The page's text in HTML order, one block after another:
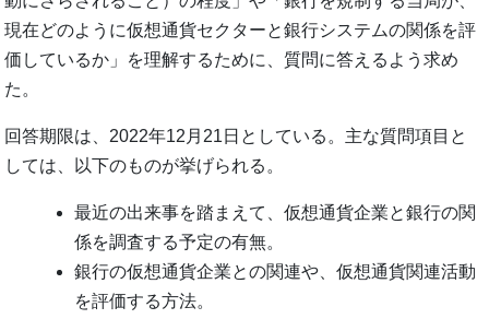
現在どのように仮想通貨セクターと銀行システムの関係を評
価しているか」を理解するために、質問に答えるよう求め
た。
回答期限は、2022年12月21日としている。主な質問項目と
しては、以下のものが挙げられる。
最近の出来事を踏まえて、仮想通貨企業と銀行の関
係を調査する予定の有無。
銀行の仮想通貨企業との関連や、仮想通貨関連活動
を評価する方法。